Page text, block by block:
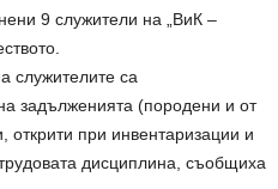
9 служители на „ВиК –
служителите са
задълженията (породени и от
открити при инвентаризации и
дисциплина, съобщиха